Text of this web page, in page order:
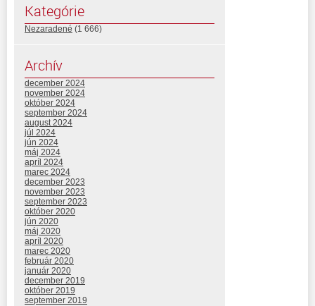
Kategórie
Nezaradené (1 666)
Archív
december 2024
november 2024
október 2024
september 2024
august 2024
júl 2024
jún 2024
máj 2024
apríl 2024
marec 2024
december 2023
november 2023
september 2023
október 2020
jún 2020
máj 2020
apríl 2020
marec 2020
február 2020
január 2020
december 2019
október 2019
september 2019